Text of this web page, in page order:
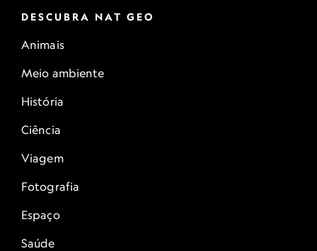
DESCUBRA NAT GEO
Animais
Meio ambiente
História
Ciência
Viagem
Fotografia
Espaço
Saúde